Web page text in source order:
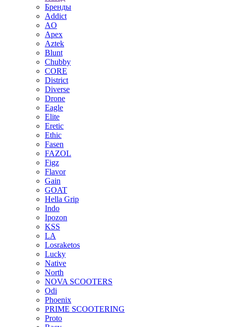
Бренды
Addict
AO
Apex
Aztek
Blunt
Chubby
CORE
District
Diverse
Drone
Eagle
Elite
Eretic
Ethic
Fasen
FAZOL
Figz
Flavor
Gain
GOAT
Hella Grip
Indo
Ipozon
KSS
LA
Losraketos
Lucky
Native
North
NOVA SCOOTERS
Odi
Phoenix
PRIME SCOOTERING
Proto